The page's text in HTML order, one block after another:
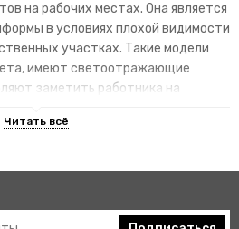
на рабочих местах. Она является
в условиях плохой видимости
участках. Такие модели
имеют светоотражающие
заметить работника на
видимость человека и его